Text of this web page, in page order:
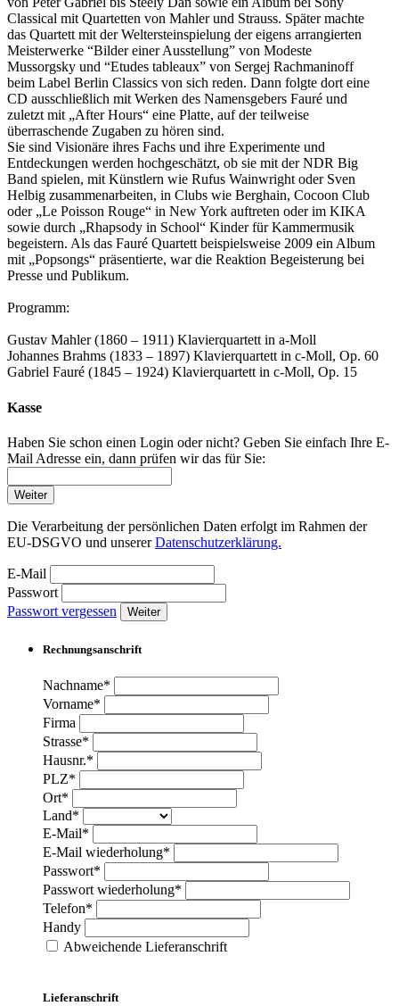
Classical mit Quartetten von Mahler und Strauss. Später machte
das Quartett mit der Weltersteinspielung der eigens arrangierten
Meisterwerke “Bilder einer Ausstellung” von Modeste
Mussorgsky und “Etudes tableaux” von Sergej Rachmaninoff
beim Label Berlin Classics von sich reden. Dann folgte dort eine
CD ausschließlich mit Werken des Namensgebers Fauré und
zuletzt mit „After Hours“ eine Platte, auf der teilweise
überraschende Zugaben zu hören sind.
Sie sind Visionäre ihres Fachs und ihre Experimente und
Entdeckungen werden hochgeschätzt, ob sie mit der NDR Big
Band spielen, mit Künstlern wie Rufus Wainwright oder Sven
Helbig zusammenarbeiten, in Clubs wie Berghain, Cocoon Club
oder „Le Poisson Rouge“ in New York auftreten oder im KIKA
sowie durch „Rhapsody in School“ Kinder für Kammermusik
begeistern. Als das Fauré Quartett beispielsweise 2009 ein Album
mit „Popsongs“ präsentierte, war die Reaktion Begeisterung bei
Presse und Publikum.
Programm:
Gustav Mahler (1860 – 1911) Klavierquartett in a-Moll
Johannes Brahms (1833 – 1897) Klavierquartett in c-Moll, Op. 60
Gabriel Fauré (1845 – 1924) Klavierquartett in c-Moll, Op. 15
Kasse
Haben Sie schon einen Login oder nicht? Geben Sie einfach Ihre E-
Mail Adresse ein, dann prüfen wir das für Sie:
Weiter
Die Verarbeitung der persönlichen Daten erfolgt im Rahmen der
EU-DSGVO und unsererDatenschutzerklärung.
E-Mail
Passwort
Passwort vergessen
Weiter
Rechnungsanschrift
Nachname*
Vorname*
Firma
Strasse*
Hausnr.*
PLZ*
Ort*
Land*
E-Mail*
E-Mail wiederholung*
Passwort*
Passwort wiederholung*
Telefon*
Handy
Abweichende Lieferanschrift
Lieferanschrift